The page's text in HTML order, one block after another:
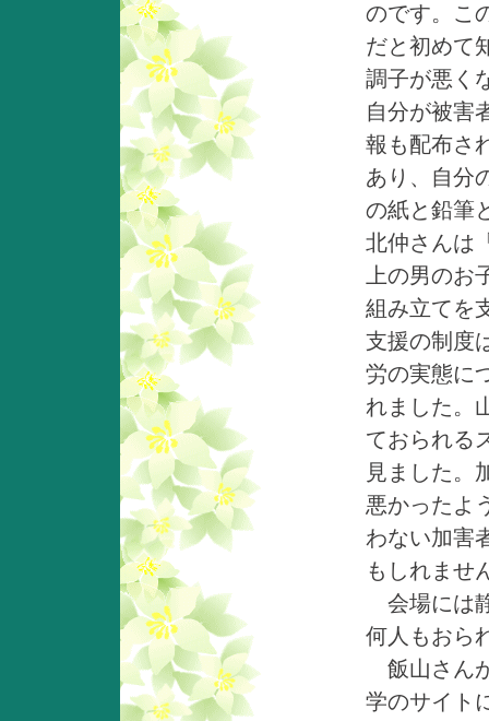
のです。こ
だと初めて
調子が悪く
自分が被害
報も配布さ
あり、自分
の紙と鉛筆
北仲さんは
上の男の
組み立てを
支援の制度
労の実態に
れました。
ておられる
見ました。
悪かったよ
わない加害
もしれませ
会場には
何人もおら
飯山さん
学のサイト